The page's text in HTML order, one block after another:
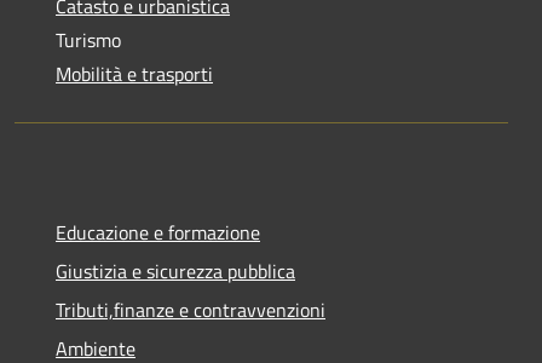
Catasto e urbanistica
Turismo
Mobilità e trasporti
Educazione e formazione
Giustizia e sicurezza pubblica
Tributi,finanze e contravvenzioni
Ambiente